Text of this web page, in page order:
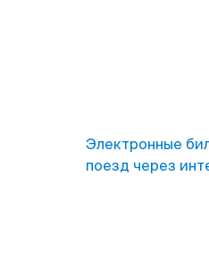
Электронные
поезд через